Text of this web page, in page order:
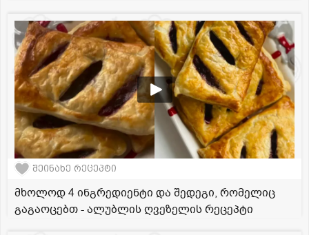
შეინახე რეცეპტი
მხოლოდ 4 ინგრედიენტი და შედეგი, რომელიც
გაგაოცებთ - ალუბლის ღვეზელის რეცეპტი